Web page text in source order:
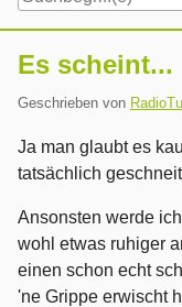
Es scheint...
Geschrieben von
Ja man glaubt es
tatsächlich
Ansonsten werde
wohl etwas ruhiger
einen schon echt
'ne Grippe erwischt